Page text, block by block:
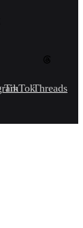
TikTokThreads